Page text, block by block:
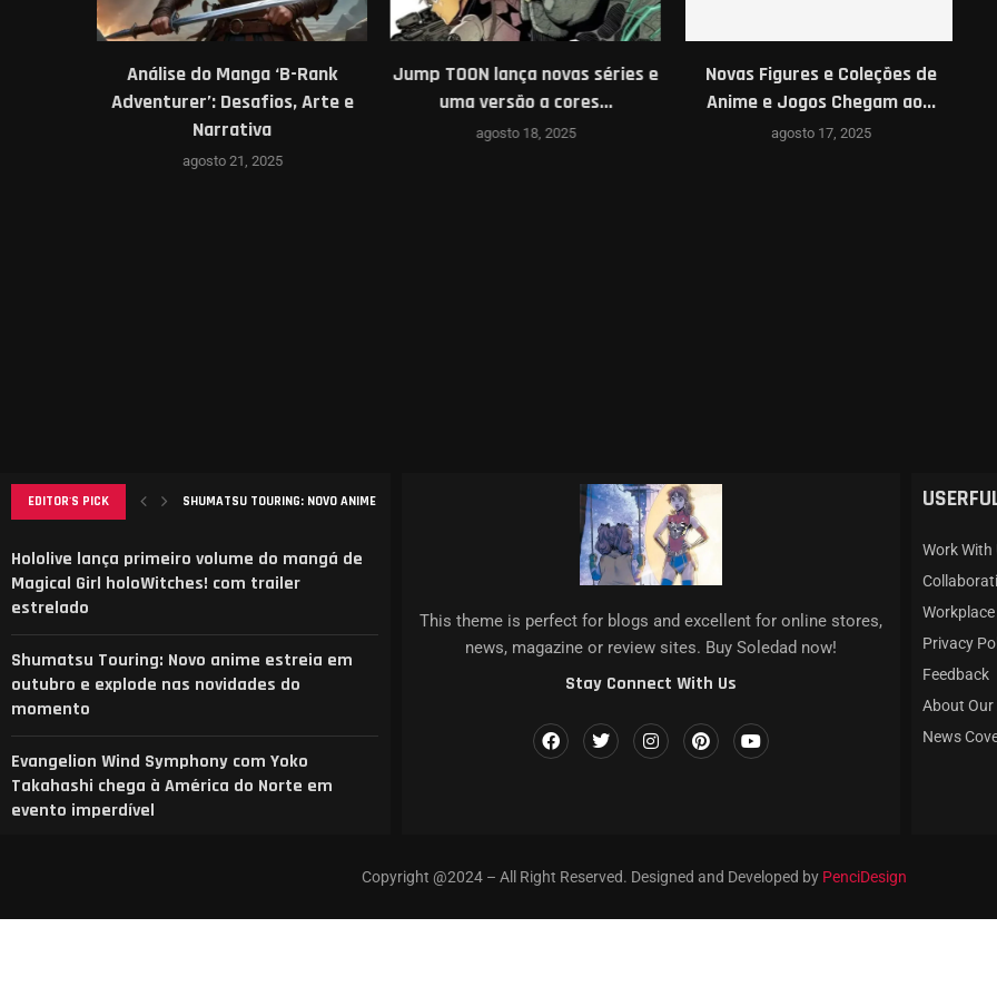
Análise do Manga ‘B-Rank
Adventurer’: Desafios, Arte e
Narrativa
agosto 21, 2025
Jump TOON lança novas séries e
uma versão a cores...
agosto 18, 2025
Novas Figures e Coleções de
Anime e Jogos Chegam ao...
agosto 17, 2025
EDITOR'S PICK SHUMATSU TOURING: NOVO ANIME ESTREIA EM OUTUBRO E...
Hololive lança primeiro volume do mangá de
Magical Girl holoWitches! com trailer
estrelado
Shumatsu Touring: Novo anime estreia em
outubro e explode nas novidades do
momento
Evangelion Wind Symphony com Yoko
Takahashi chega à América do Norte em
evento imperdível
This theme is perfect for blogs and excellent for online stores,
news, magazine or review sites. Buy Soledad now!
Stay Connect With Us
Work With
Workplace
Privacy
Feedback
About Our
News
Copyright @2024 – All Right Reserved. Designed and Developed by PenciDesign